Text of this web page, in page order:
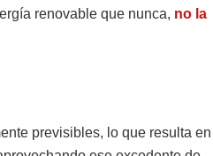
renovable que nunca, no la
previsibles, lo que resulta en